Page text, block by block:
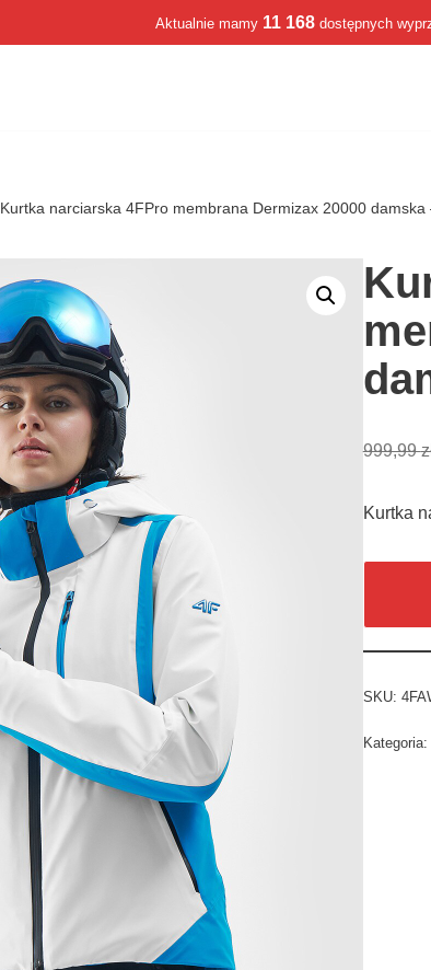
Aktualnie mamy 11 168 dostępnych
Kurtka narciarska 4FPro membrana Dermizax 20000 damska
999,99
Kurtka
SKU:
Kategoria: